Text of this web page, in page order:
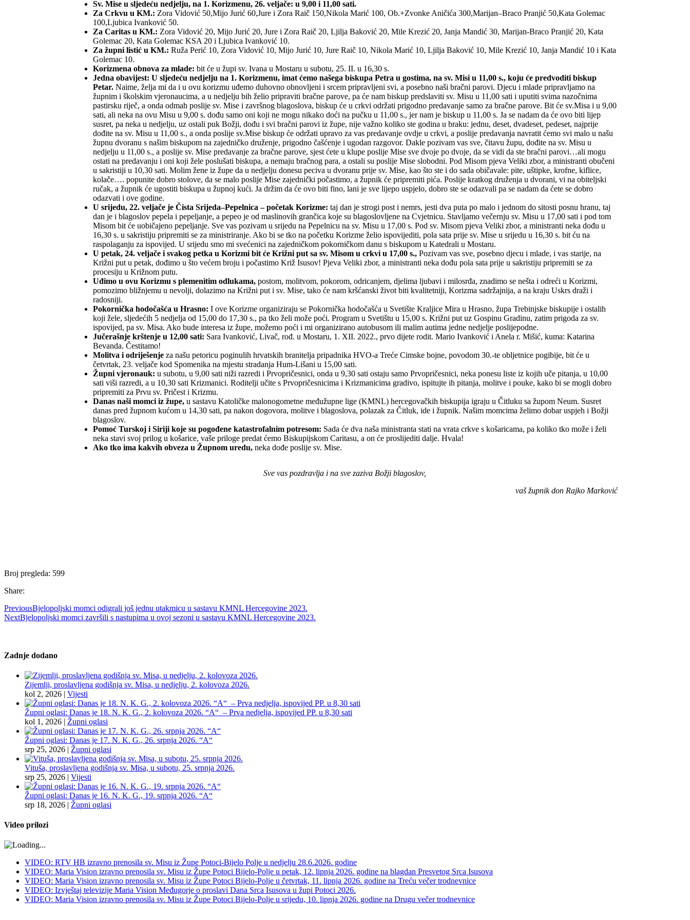
Sv. Mise u sljedeću nedjelju, na 1. Korizmenu, 26. veljače: u 9,00 i 11,00 sati.
Za Crkvu u KM.: Zora Vidović 50,Mijo Jurić 60,Jure i Zora Raič 150,Nikola Marić 100, Ob.+Zvonke Aničića 300,Marijan–Braco Pranjić 50,Kata Golemac
100,Ljubica Ivanković 50.
Za Caritas u KM.: Zora Vidović 20, Mijo Jurić 20, Jure i Zora Raič 20, Ljilja Baković 20, Mile Krezić 20, Janja Mandić 30, Marijan-Braco Pranjić 20, Kata
Golemac 20, Kata Golemac KSA 20 i Ljubica Ivanković 10.
Za župni listić u KM.: Ruža Perić 10, Zora Vidović 10, Mijo Jurić 10, Jure Raič 10, Nikola Marić 10, Ljilja Baković 10, Mile Krezić 10, Janja Mandić 10 i Kata
Golemac 10.
Korizmena obnova za mlade: bit će u župi sv. Ivana u Mostaru u subotu, 25. II. u 16,30 s.
Jedna obavijest: U sljedeću nedjelju na 1. Korizmenu, imat ćemo našega biskupa Petra u gostima, na sv. Misi u 11,00 s., koju će predvoditi biskup
Petar. Naime, želja mi da i u ovu korizmu uđemo duhovno obnovljeni i srcem pripravljeni svi, a posebno naši bračni parovi. Djecu i mlade pripravljamo na
župnim i školskim vjeronaucima, a u nedjelju bih želio pripraviti bračne parove, pa će nam biskup predslaviti sv. Misu u 11,00 sati i uputiti svima nazočnima
pastirsku riječ, a onda odmah poslije sv. Mise i završnog blagoslova, biskup će u crkvi održati prigodno predavanje samo za bračne parove. Bit će sv.Misa i u 9,00
sati, ali neka na ovu Misu u 9,00 s. dođu samo oni koji ne mogu nikako doći na pučku u 11,00 s., jer nam je biskup u 11,00 s. Ja se nadam da će ovo biti lijep
susret, pa neka u nedjelju, uz ostali puk Božji, dođu i svi bračni parovi iz župe, nije važno koliko ste godina u braku: jednu, deset, dvadeset, pedeset, najprije
dođite na sv. Misu u 11,00 s., a onda poslije sv.Mise biskup će održati upravo za vas predavanje ovdje u crkvi, a poslije predavanja navratit ćemo svi malo u našu
župnu dvoranu s našim biskupom na zajedničko druženje, prigodno čašćenje i ugodan razgovor. Dakle pozivam vas sve, čitavu župu, dođite na sv. Misu u
nedjelju u 11,00 s., a poslije sv. Mise predavanje za bračne parove, sjest ćete u klupe poslije Mise sve dvoje po dvoje, da se vidi da ste bračni parovi…ali mogu
ostati na predavanju i oni koji žele poslušati biskupa, a nemaju bračnog para, a ostali su poslije Mise slobodni. Pod Misom pjeva Veliki zbor, a ministranti obučeni
u sakristiji u 10,30 sati. Molim žene iz župe da u nedjelju donesu peciva u dvoranu prije sv. Mise, kao što ste i do sada običavale: pite, uštipke, krofne, kiflice,
kolače…. popunite dobro stolove, da se malo poslije Mise zajednički počastimo, a župnik će pripremiti pića. Poslije kratkog druženja u dvorani, vi na obiteljski
ručak, a župnik će ugostiti biskupa u župnoj kući. Ja držim da će ovo biti fino, lani je sve lijepo uspjelo, dobro ste se odazvali pa se nadam da ćete se dobro
odazvati i ove godine.
U srijedu, 22. veljače je Čista Srijeda–Pepelnica – početak Korizme: taj dan je strogi post i nemrs, jesti dva puta po malo i jednom do sitosti posnu hranu, taj
dan je i blagoslov pepela i pepeljanje, a pepeo je od maslinovih grančica koje su blagoslovljene na Cvjetnicu. Stavljamo večernju sv. Misu u 17,00 sati i pod tom
Misom bit će uobičajeno pepeljanje. Sve vas pozivam u srijedu na Pepelnicu na sv. Misu u 17,00 s. Pod sv. Misom pjeva Veliki zbor, a ministranti neka dođu u
16,30 s. u sakristiju pripremiti se za ministriranje. Ako bi se tko na početku Korizme želio ispovijediti, pola sata prije sv. Mise u srijedu u 16,30 s. bit ću na
raspolaganju za ispovijed. U srijedu smo mi svećenici na zajedničkom pokorničkom danu s biskupom u Katedrali u Mostaru.
U petak, 24. veljače i svakog petka u Korizmi bit će Križni put sa sv. Misom u crkvi u 17,00 s., Pozivam vas sve, posebno djecu i mlade, i vas starije, na
Križni put u petak, dođimo u što većem broju i počastimo Križ Isusov! Pjeva Veliki zbor, a ministranti neka dođu pola sata prije u sakristiju pripremiti se za
procesiju u Križnom putu.
Uđimo u ovu Korizmu s plemenitim odlukama, postom, molitvom, pokorom, odricanjem, djelima ljubavi i milosrđa, znadimo se nešta i odreći u Korizmi,
pomozimo bližnjemu u nevolji, dolazimo na Križni put i sv. Mise, tako će nam kršćanski život biti kvalitetniji, Korizma sadržajnija, a na kraju Uskrs draži i
radosniji.
Pokornička hodočašća u Hrasno: I ove Korizme organiziraju se Pokornička hodočašća u Svetište Kraljice Mira u Hrasno, župa Trebinjske biskupije i ostalih
koji žele, sljedećih 5 nedjelja od 15,00 do 17,30 s., pa tko želi može poći. Program u Svetištu u 15,00 s. Križni put uz Gospinu Gradinu, zatim prigoda za sv.
ispovijed, pa sv. Misa. Ako bude interesa iz župe, možemo poći i mi organizirano autobusom ili malim autima jedne nedjelje poslijepodne.
Jučerašnje krštenje u 12,00 sati: Sara Ivanković, Livač, rođ. u Mostaru, 1. XII. 2022., prvo dijete rodit. Mario Ivanković i Anela r. Mišić, kuma: Katarina
Bevanda. Čestitamo!
Molitva i odriješenje za našu petoricu poginulih hrvatskih branitelja pripadnika HVO-a Treće Cimske bojne, povodom 30.-te obljetnice pogibije, bit će u
četvrtak, 23. veljače kod Spomenika na mjestu stradanja Hum-Lišani u 15,00 sati.
Župni vjeronauk: u subotu, u 9,00 sati niži razredi i Prvopričesnici, onda u 9,30 sati ostaju samo Prvopričesnici, neka ponesu liste iz kojih uče pitanja, u 10,00
sati viši razredi, a u 10,30 sati Krizmanici. Roditelji učite s Prvopričesnicima i Krizmanicima gradivo, ispitujte ih pitanja, molitve i pouke, kako bi se mogli dobro
pripremiti za Prvu sv. Pričest i Krizmu.
Danas naši momci iz župe, u sastavu Katoličke malonogometne međužupne lige (KMNL) hercegovačkih biskupija igraju u Čitluku sa župom Neum. Susret
danas pred župnom kućom u 14,30 sati, pa nakon dogovora, molitve i blagoslova, polazak za Čitluk, ide i župnik. Našim momcima želimo dobar uspjeh i Božji
blagoslov.
Pomoć Turskoj i Siriji koje su pogođene katastrofalnim potresom: Sada će dva naša ministranta stati na vrata crkve s košaricama, pa koliko tko može i želi
neka stavi svoj prilog u košarice, vaše priloge predat ćemo Biskupijskom Caritasu, a on će proslijediti dalje. Hvala!
Ako tko ima kakvih obveza u Župnom uredu, neka dođe poslije sv. Mise.
Sve vas pozdravlja i na sve zaziva Božji blagoslov,
vaš župnik don Rajko Marković
Broj pregleda: 599
Share:
PreviousBjelopoljski momci odigrali još jednu utakmicu u sastavu KMNL Hercegovine 2023.
NextBjelopoljski momci završili s nastupima u ovoj sezoni u sastavu KMNL Hercegovine 2023.
Zadnje dodano
Zijemlji, proslavljena godišnja sv. Misa, u nedjelju, 2. kolovoza 2026.
kol 2, 2026 | Vijesti
Župni oglasi: Danas je 18. N. K. G., 2. kolovoza 2026. “A“ – Prva nedjelja, ispovijed PP. u 8,30 sati
kol 1, 2026 | Župni oglasi
Župni oglasi: Danas je 17. N. K. G., 26. srpnja 2026. “A“
srp 25, 2026 | Župni oglasi
Vituša, proslavljena godišnja sv. Misa, u subotu, 25. srpnja 2026.
srp 25, 2026 | Vijesti
Župni oglasi: Danas je 16. N. K. G., 19. srpnja 2026. “A“
srp 18, 2026 | Župni oglasi
Video prilozi
VIDEO: RTV HB izravno prenosila sv. Misu iz Župe Potoci-Bijelo Polje u nedjelju 28.6.2026. godine
VIDEO: Maria Vision izravno prenosila sv. Misu iz Župe Potoci Bijelo-Polje u petak, 12. lipnja 2026. godine na blagdan Presvetog Srca Isusova
VIDEO: Maria Vision izravno prenosila sv. Misu iz Župe Potoci Bijelo-Polje u četvrtak, 11. lipnja 2026. godine na Treću večer trodnevnice
VIDEO: Izvještaj televizije Maria Vision Međugorje o proslavi Dana Srca Isusova u župi Potoci 2026.
VIDEO: Maria Vision izravno prenosila sv. Misu iz Župe Potoci Bijelo-Polje u srijedu, 10. lipnja 2026. godine na Drugu večer trodnevnice